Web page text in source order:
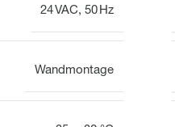
24 VAC, 50 Hz
Wandmontage